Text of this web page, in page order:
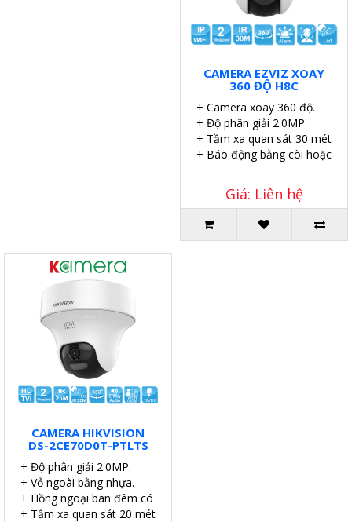
CAMERA EZVIZ XOAY
360 ĐỘ H8C
+ Camera xoay 360 độ.
+ Độ phân giải 2.0MP.
+ Tầm xa quan sát 30 mét.
+ Báo động bằng còi hoặc
Giá: Liên hệ
CAMERA HIKVISION
DS-2CE70D0T-PTLTS
+ Độ phân giải 2.0MP.
+ Vỏ ngoài bằng nhựa.
+ Hồng ngoại ban đêm có màu.
+ Tầm xa quan sát 20 mét.